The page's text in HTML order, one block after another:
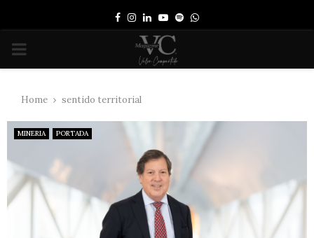
Facebook
Instagram
LinkedinYoutube
SpotifyWhatsapp
PRIMARY
Home sentido territorial
MINERIA PORTADA